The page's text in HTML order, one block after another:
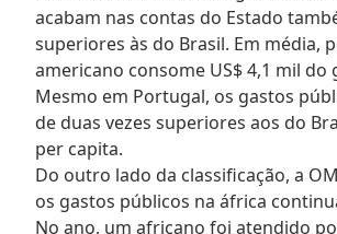
acabam nas contas do Estado
superiores às do Brasil. Em média,
americano consome US$ 4,1 mil do
Mesmo em Portugal, os gastos
de duas vezes superiores aos do
per capita.
Do outro lado da classificação, a
os gastos públicos na áfrica
No ano, um africano foi atendido